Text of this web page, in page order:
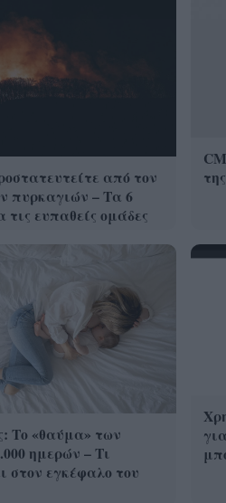
από τον
πυρκαγιών – Τα 6
τις ευπαθείς ομάδες
Το «θαύμα» των
ημερών – Τι
στον εγκέφαλο του